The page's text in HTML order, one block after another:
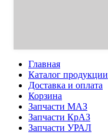
Главная
Каталог продукции
Доставка и оплата
Корзина
Запчасти МАЗ
Запчасти КрАЗ
Запчасти УРАЛ